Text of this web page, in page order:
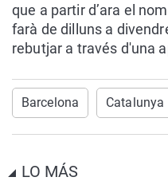
que a partir d’ara el
farà de dilluns a
rebutjar a través d'una
Barcelona Catalunya
LO MÁS